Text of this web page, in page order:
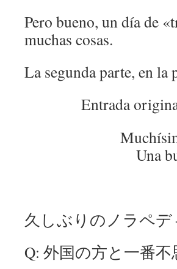
Pero bueno, un día de
muchas cosas.
La segunda parte, en
Entrada
Una
久しぶりのノラペ
Q: 外国の方と一番